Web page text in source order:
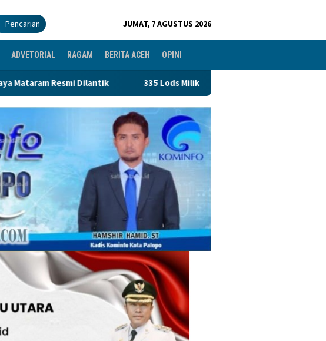
Pencarian JUMAT, 7 AGUSTUS 2026
ADVETORIAL RAGAM BERITA ACEH OPINI
335 Lods Milik Pedagang Pasar PND Terancam Disegel, Perumda Pasar